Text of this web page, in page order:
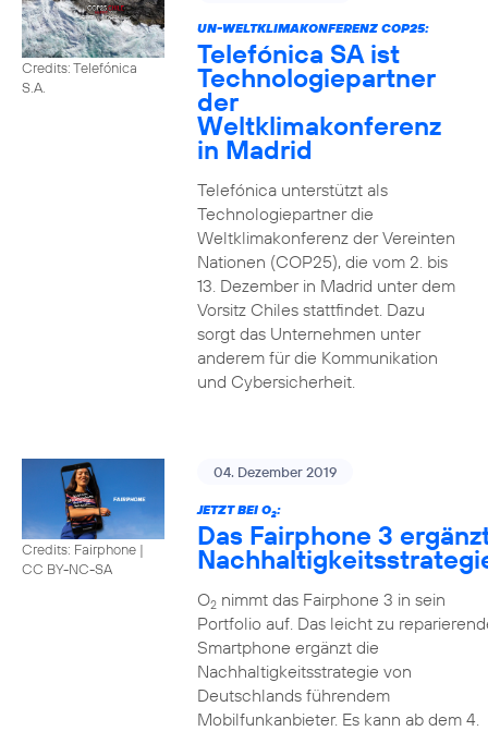
Credits: Telefónica
S.A.
UN-WELTKLIMAKONFERENZ COP25:
Telefónica SA ist
Technologiepartner
der
Weltklimakonferenz
in Madrid
Telefónica unterstützt als
Technologiepartner die
Weltklimakonferenz der Vereinten
Nationen (COP25), die vom 2. bis
13. Dezember in Madrid unter dem
Vorsitz Chiles stattfindet. Dazu
sorgt das Unternehmen unter
anderem für die Kommunikation
und Cybersicherheit.
Credits: Fairphone |
CC BY-NC-SA
04. Dezember 2019
JETZT BEI O2:
Das Fairphone 3
O2nimmt das Fairphone 3 in sein
Portfolio auf. Das leicht zu
Smartphone ergänzt die
Nachhaltigkeitsstrategie von
Deutschlands führendem
Mobilfunkanbieter. Es kann ab dem 4.